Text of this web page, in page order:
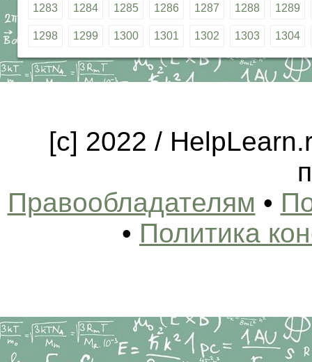
1283 1284 1285 1286 1287 1288 1289
1298 1299 1300 1301 1302 1303 1304
[c] 2022 /
Правообладателям •
• Политика